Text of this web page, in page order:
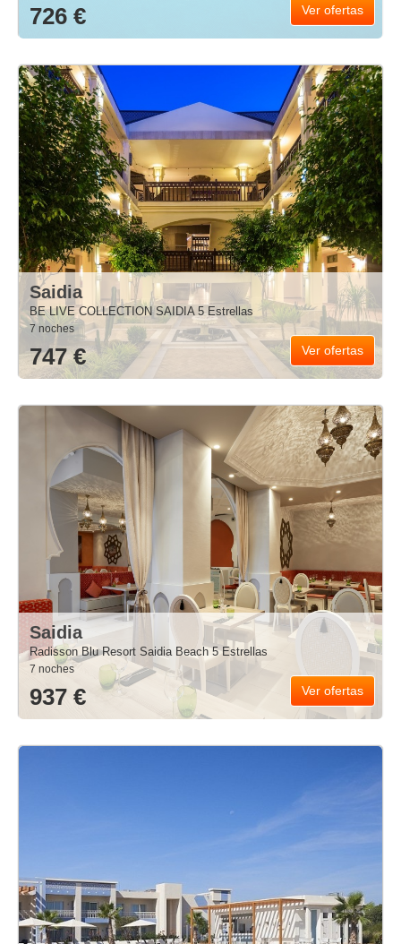
726 € Ver ofertas
Saidia
BE LIVE COLLECTION SAIDIA 5 Estrellas
7 noches
747 € Ver ofertas
Saidia
Radisson Blu Resort Saidia Beach 5 Estrellas
7 noches
937 € Ver ofertas